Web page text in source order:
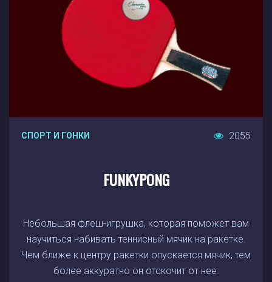
СПОРТ И ГОНКИ 2055
FUNKYPONG
Небольшая флеш-игрушка, которая поможет вам
научиться набивать теннисный мячик на ракетке.
Чем ближе к центру ракетки опускается мячик, тем
более аккуратно он отскочит от нее.